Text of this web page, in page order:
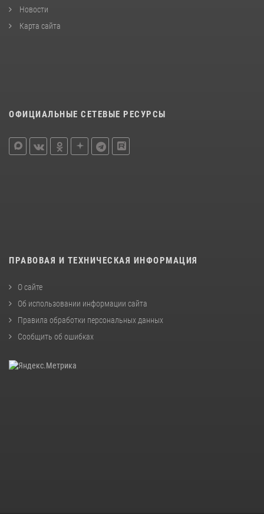
Новости
Карта сайта
ОФИЦИАЛЬНЫЕ СЕТЕВЫЕ РЕСУРСЫ
ПРАВОВАЯ И ТЕХНИЧЕСКАЯ ИНФОРМАЦИЯ
О сайте
Об использовании информации сайта
Правила обработки персональных данных
Сообщить об ошибках